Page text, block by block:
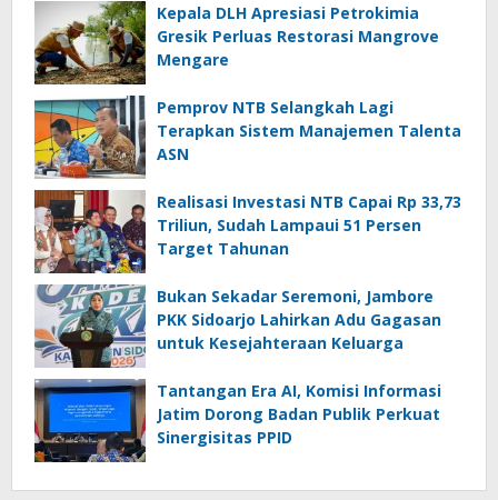
Kepala DLH Apresiasi Petrokimia
Gresik Perluas Restorasi Mangrove
Mengare
Pemprov NTB Selangkah Lagi
Terapkan Sistem Manajemen Talenta
ASN
Realisasi Investasi NTB Capai Rp 33,73
Triliun, Sudah Lampaui 51 Persen
Target Tahunan
Bukan Sekadar Seremoni, Jambore
PKK Sidoarjo Lahirkan Adu Gagasan
untuk Kesejahteraan Keluarga
Tantangan Era AI, Komisi Informasi
Jatim Dorong Badan Publik Perkuat
Sinergisitas PPID